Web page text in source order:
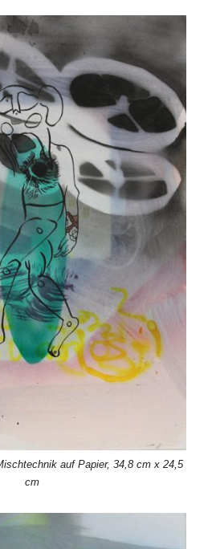
auf Papier, 34,8 cm x 24,5
cm